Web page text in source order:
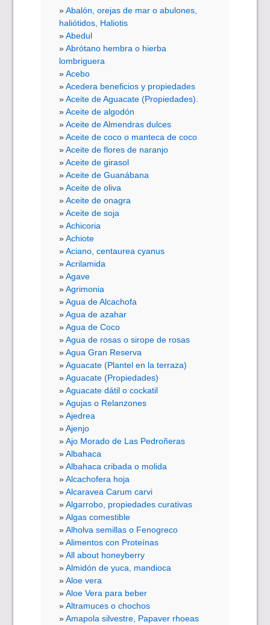
Abalón, orejas de mar o abulones,
haliótidos, Haliotis
Abedul
Abrótano hembra o hierba
lombriguera
Acebo
Acedera beneficios y propiedades
Aceite de Aguacate (Propiedades).
Aceite de algodón
Aceite de Almendras dulces
Aceite de coco o manteca de coco
Aceite de flores de naranjo
Aceite de girasol
Aceite de Guanábana
Aceite de oliva
Aceite de onagra
Aceite de soja
Achicoria
Achiote
Aciano, centaurea cyanus
Acrilamida
Agave
Agrimonia
Agua de Alcachofa
Agua de azahar
Agua de Coco
Agua de rosas o sirope de rosas
Agua Gran Reserva
Aguacate (Plantel en la terraza)
Aguacate (Propiedades)
Aguacate dátil o cockatil
Agujas o Relanzones
Ajedrea
Ajenjo
Ajo Morado de Las Pedroñeras
Albahaca
Albahaca cribada o molida
Alcachofera hoja
Alcaravea Carum carvi
Algarrobo, propiedades curativas
Algas comestible
Alholva semillas o Fenogreco
Alimentos con Proteínas
All about honeyberry
Almidón de yuca, mandioca
Aloe vera
Aloe Vera para beber
Altramuces o chochos
Amapola silvestre, Papaver rhoeas